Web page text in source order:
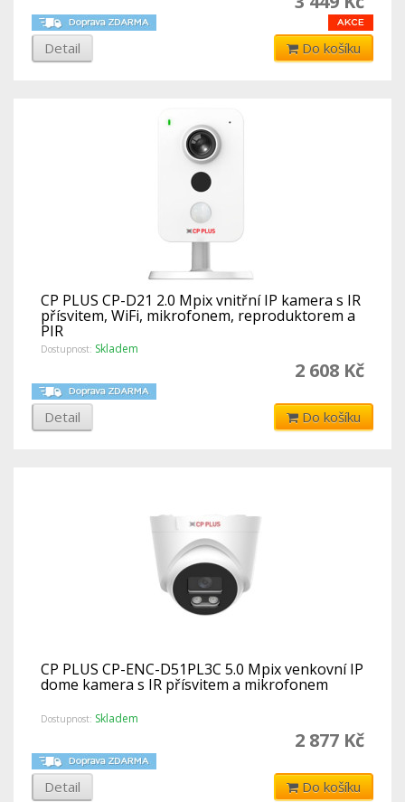
Detail Do košíku
CP PLUS CP-D21 2.0 Mpix vnitřní IP kamera s IR
přísvitem, WiFi, mikrofonem, reproduktorem a
PIR
Dostupnost: Skladem
2 608 Kč
Detail Do košíku
CP PLUS CP-ENC-D51PL3C 5.0 Mpix venkovní IP
dome kamera s IR přísvitem a mikrofonem
Dostupnost: Skladem
2 877 Kč
Detail Do košíku